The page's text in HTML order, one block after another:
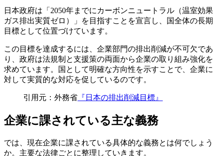
日本政府は「2050年までにカーボンニュートラル（温室効果
ガス排出実質ゼロ）」を目指すことを宣言し、国全体の長期
目標として位置づけています。
この目標を達成するには、企業部門の排出削減が不可欠であ
り、政府は法規制と支援策の両面から企業の取り組み強化を
求めています。国として明確な方向性を示すことで、企業に
対して実質的な対応を促しているのです。
引用元：外務省 『日本の排出削減目標』
企業に課されている主な義務
では、現在企業に課されている具体的な義務とは何でしょう
か。主要な法律ごとに整理していきます。